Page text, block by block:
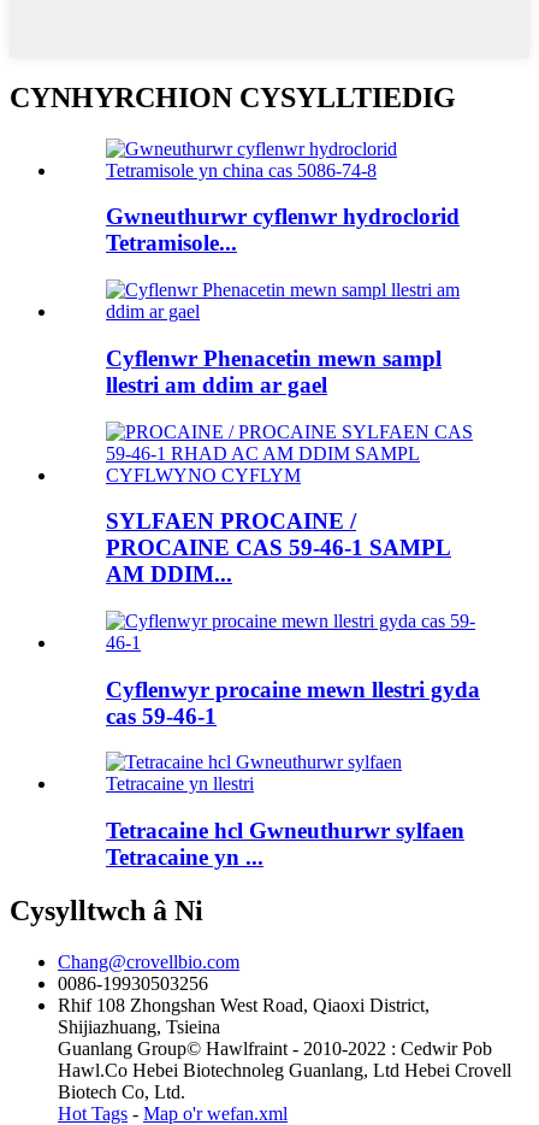
CYNHYRCHION CYSYLLTIEDIG
Gwneuthurwr cyflenwr hydroclorid
Tetramisole...
Cyflenwr Phenacetin mewn sampl
llestri am ddim ar gael
SYLFAEN PROCAINE /
PROCAINE CAS 59-46-1 SAMPL
AM DDIM...
Cyflenwyr procaine mewn llestri gyda
cas 59-46-1
Tetracaine hcl Gwneuthurwr sylfaen
Tetracaine yn ...
Cysylltwch â Ni
Chang@crovellbio.com
0086-19930503256
Rhif 108 Zhongshan West Road, Qiaoxi District,
Shijiazhuang, Tsieina
Guanlang Group© Hawlfraint - 2010-2022 : Cedwir Pob
Hawl.Co Hebei Biotechnoleg Guanlang, Ltd Hebei Crovell
Biotech Co, Ltd.
Hot Tags - Map o'r wefan.xml